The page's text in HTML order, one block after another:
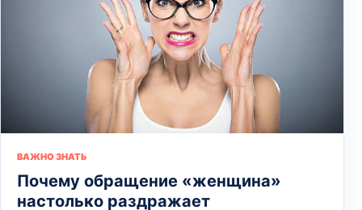
ВАЖНО ЗНАТЬ
Почему обращение «женщина»
настолько раздражает